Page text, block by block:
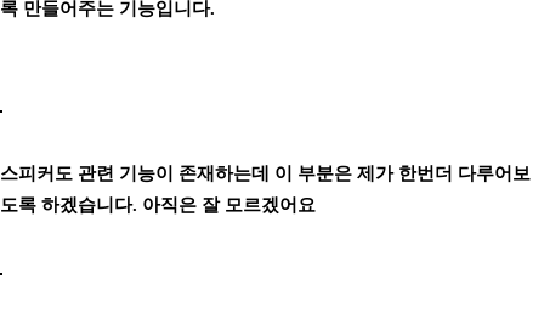
록 만들어주는 기능입니다.
스피커도 관련 기능이 존재하는데 이 부분은 제가 한번더 다루어보
도록 하겠습니다. 아직은 잘 모르겠어요